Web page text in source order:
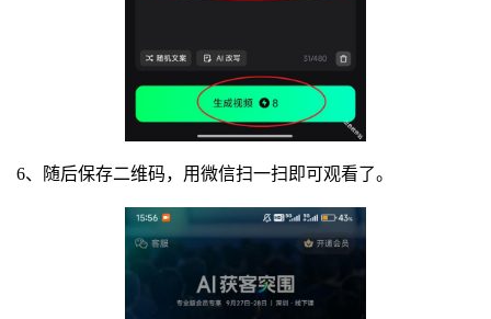
6、随后保存二维码，用微信扫一扫即可观看了。